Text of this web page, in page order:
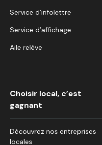
Service d’infolettre
Service d’affichage
Aile relève
Choisir local, c’est
gagnant
Découvrez nos entreprises
locales